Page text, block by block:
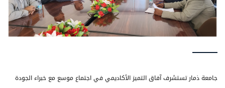
جامعة ذمار تستشرف آفاق التميز الأكاديمي في اجتماع موسع مع خبراء الجودة